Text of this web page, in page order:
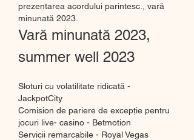
prezentarea acordului parintesc., vară
minunată 2023.
Vară minunată 2023,
summer well 2023
Sloturi cu volatilitate ridicată -
JackpotCity
Comision de pariere de excepție pentru
jocuri live- casino - Betmotion
Servicii remarcabile - Royal Vegas